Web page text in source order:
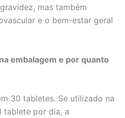
mas também
e o bem-estar geral
embalagem e por quanto
30 tabletes. Se utilizado na
tablete por dia, a